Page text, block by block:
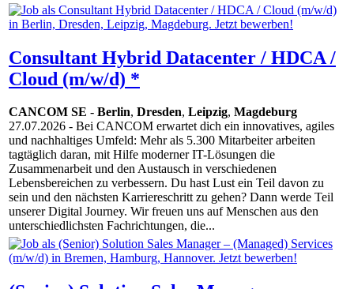
Consultant Hybrid Datacenter / HDCA /
Cloud (m/w/d) *
CANCOM SE - Berlin, Dresden, Leipzig, Magdeburg
27.07.2026 - Bei CANCOM erwartet dich ein innovatives, agiles
und nachhaltiges Umfeld: Mehr als 5.300 Mitarbeiter arbeiten
tagtäglich daran, mit Hilfe moderner IT-Lösungen die
Zusammenarbeit und den Austausch in verschiedenen
Lebensbereichen zu verbessern. Du hast Lust ein Teil davon zu
sein und den nächsten Karriereschritt zu gehen? Dann werde Teil
unserer Digital Journey. Wir freuen uns auf Menschen aus den
unterschiedlichsten Fachrichtungen, die...